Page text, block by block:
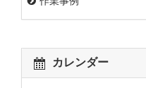
カレンダー